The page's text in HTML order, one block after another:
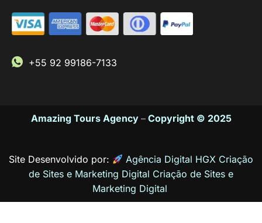
+55 92 99186-7133
Amazing Tours Agency– Copyright © 2025
Site Desenvolvido por:
Agência Digital HGX Criação
de Sites e Marketing Digital Criação de Sites e
Marketing Digital